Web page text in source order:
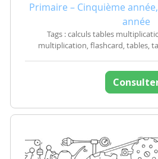
Primaire – Cinquième
année
Tags : calculs tables
multiplication, flashcard, tables,